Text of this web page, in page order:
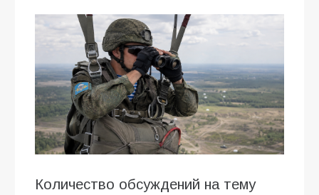
Количество обсуждений на тему